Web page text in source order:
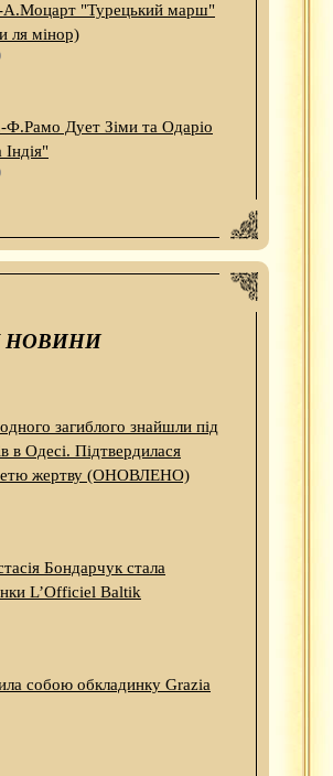
А.Моцарт "Турецький марш"
ля мінор)
Дует Зіми та Одаріо
НОВИНИ
загиблого знайшли під
в Одесі. Підтвердилася
жертву (ОНОВЛЕНО)
Бондарчук стала
L’Officiel Baltik
собою обкладинку Grazia